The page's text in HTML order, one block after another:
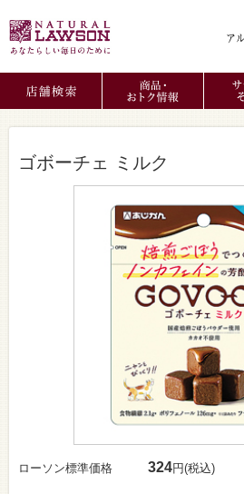
ゴボーチェ ミルク
ローソン標準価格 324円(税込)